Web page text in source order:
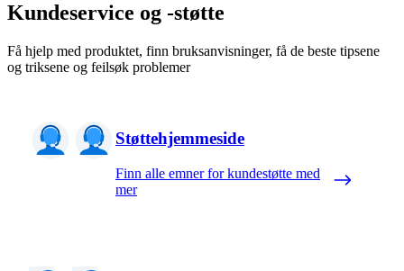
Kundeservice og -støtte
Få hjelp med produktet, finn bruksanvisninger, få de beste tipsene
og triksene og feilsøk problemer
Støttehjemmeside
Finn alle emner for kundestøtte med
mer